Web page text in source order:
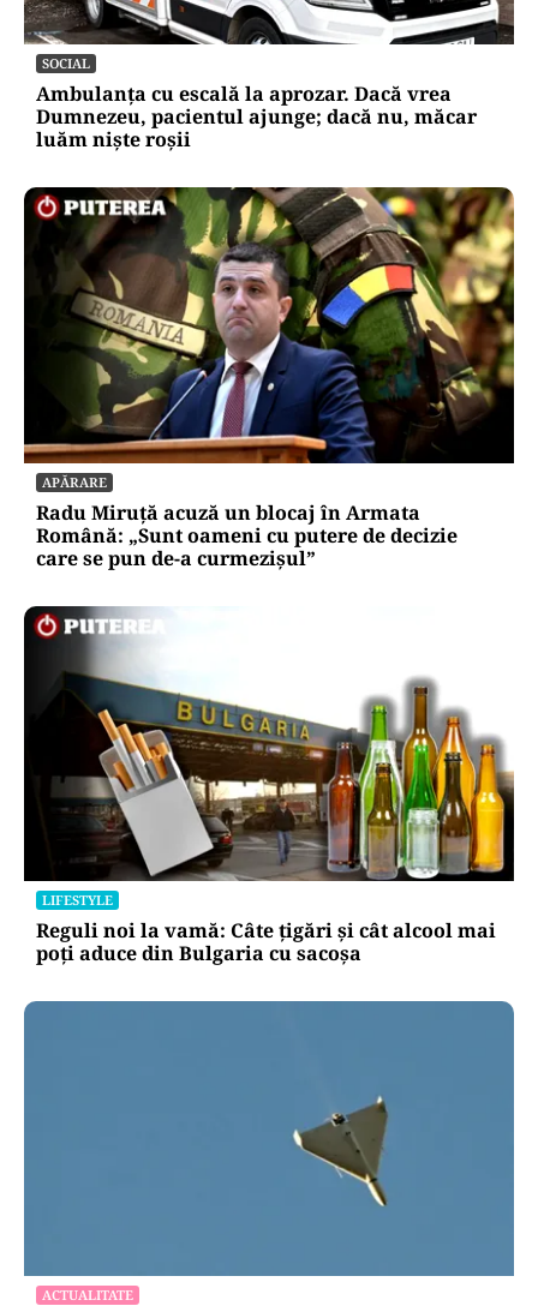
SOCIAL
Ambulanța cu escală la aprozar. Dacă vrea
Dumnezeu, pacientul ajunge; dacă nu, măcar
luăm niște roșii
APĂRARE
Radu Miruță acuză un blocaj în Armata
Română: „Sunt oameni cu putere de decizie
care se pun de-a curmezișul”
LIFESTYLE
Reguli noi la vamă: Câte țigări și cât alcool mai
poți aduce din Bulgaria cu sacoșa
ACTUALITATE